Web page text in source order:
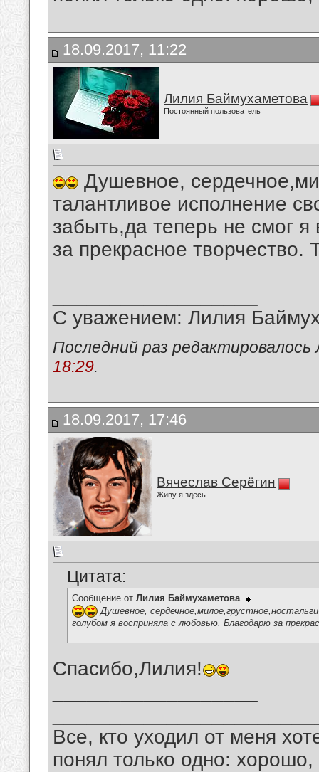
18.09.2017, 11:22
Лилия Баймухаметова
Постоянный пользователь
Душевное,
талантливое исполнение
забыть,да теперь не смог
за прекрасное
С уважением: Лилия
Последний раз
18:29.
18.09.2017, 17:46
Вячеслав Серёгин
Живу я здесь
Цитата:
Сообщение от Лилия Баймухаметова
Душевное,
голубом я восприняла с любовью. Благодарю за
Спасибо,Лилия!
Все, кто уходил от меня
понял только одно: